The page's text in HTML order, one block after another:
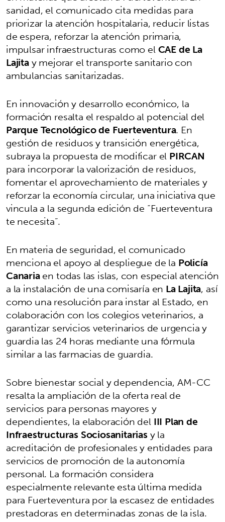
sanidad, el comunicado cita medidas para
priorizar la atención hospitalaria, reducir listas
de espera, reforzar la atención primaria,
impulsar infraestructuras como elCAE de La
Lajitay mejorar el transporte sanitario con
ambulancias sanitarizadas.
En innovación y desarrollo económico, la
formación resalta el respaldo al potencial del
Parque Tecnológico de Fuerteventura. En
gestión de residuos y transición energética,
subraya la propuesta de modificar elPIRCAN
para incorporar la valorización de residuos,
fomentar el aprovechamiento de materiales y
reforzar la economía circular, una iniciativa que
vincula a la segunda edición de “Fuerteventura
te necesita”.
En materia de seguridad, el comunicado
menciona el apoyo al despliegue de la Policía
Canariaen todas las islas, con especial atención
a la instalación de una comisaría en La Lajita, así
como una resolución para instar al Estado, en
colaboración con los colegios veterinarios, a
garantizar servicios veterinarios de urgencia y
guardia las 24 horas mediante una fórmula
similar a las farmacias de guardia.
Sobre bienestar social y dependencia, AM-CC
resalta la ampliación de la oferta real de
servicios para personas mayores y
dependientes, la elaboración delIII Plan de
Infraestructuras Sociosanitariasy la
acreditación de profesionales y entidades para
servicios de promoción de la autonomía
personal. La formación considera
especialmente relevante esta última medida
para Fuerteventura por la escasez de entidades
prestadoras en determinadas zonas de la isla.